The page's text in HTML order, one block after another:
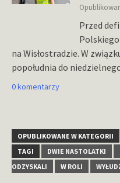
Przed
na Wisłostradzie. W
popołudnia do
0 komentarzy
OPUBLIKOWANE W KATEGORII
TAGI
DWIE NASTOLATKI
ODZYSKALI
W ROLI